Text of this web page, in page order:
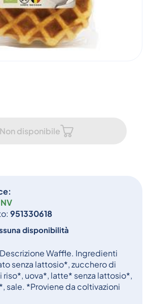
951330618
disponibilità
Waffle. Ingredienti
senza lattosio*, zucchero di
riso*, uova*, latte* senza lattosio*,
sale. *Proviene da coltivazioni
Non disponibile